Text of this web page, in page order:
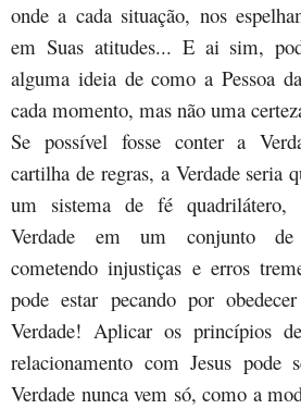
onde a cada situação, nos
em Suas atitudes... E ai sim,
alguma ideia de como a Pessoa
cada momento, mas não uma
Se possível fosse conter a
cartilha de regras, a Verdade seria
um sistema de fé quadrilátero,
Verdade em um conjunto de
cometendo injustiças e erros
pode estar pecando por
Verdade! Aplicar os princípios
relacionamento com Jesus pode
Verdade nunca vem só, como a